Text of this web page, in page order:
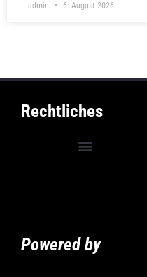
admin 6. August 2026
Rechtliches
Powered by